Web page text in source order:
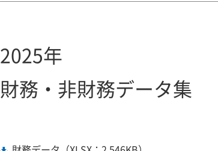
2025年
財務・非財務データ集